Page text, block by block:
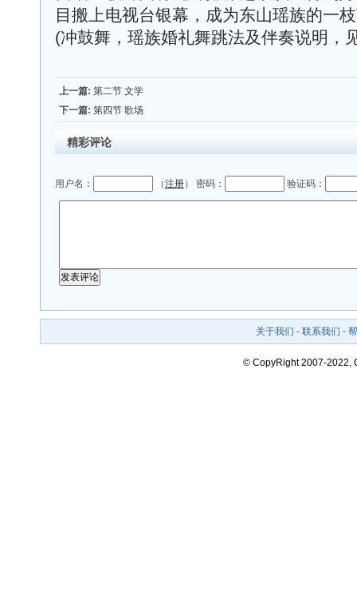
目搬上电视台银幕，成为东山瑶族的一
(冲鼓舞，瑶族婚礼舞跳法及伴奏说明，
上一篇: 第二节 文学
下一篇: 第四节 歌场
精彩评论
用户名： （注册） 密码： 验证码：
关于我们 - 联系我们 -
© CopyRight 2007-2022,